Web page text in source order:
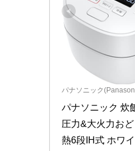
パナソニック
パナソニック 炊
圧力&大火力お
熱6段IH式 ホワ